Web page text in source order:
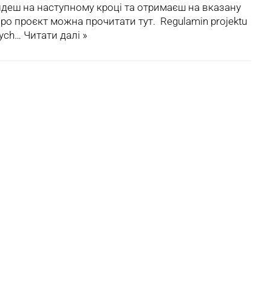
на наступному кроці та отримаєш на вказану
проєкт можна прочитати тут. Regulamin projektu
Читати далі »